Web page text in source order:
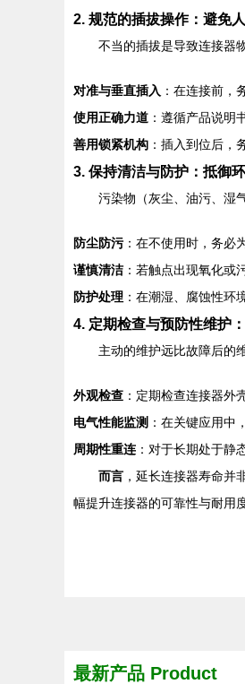
2. 规范的插拔操作：避免
不当的插拔是导致连接器
对准与垂直插入 ：在连接前，
使用正确力道 ：遵循产品说明
善用锁紧机构 ：插入到位后，
3. 保持清洁与防护：抵御
污染物（灰尘、油污、湿
防尘防污 ：在不使用时，务必
谨慎清洁 ：若触点出现氧化或
防护处理 ：在潮湿、腐蚀性环
4. 定期检查与预防性维护
主动的维护远比故障后的
外观检查 ：定期检查连接器外
电气性能监测 ：在关键应用中
周期性重连 ：对于长期处于静
而言 ，延长连接器寿命并
幅提升连接器的可靠性与耐用
最新产品 Product